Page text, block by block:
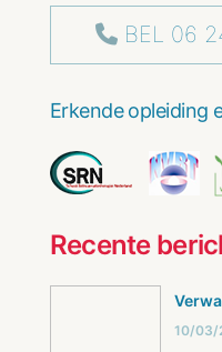
BEL 06
Erkende opleiding
Recente
10/03/